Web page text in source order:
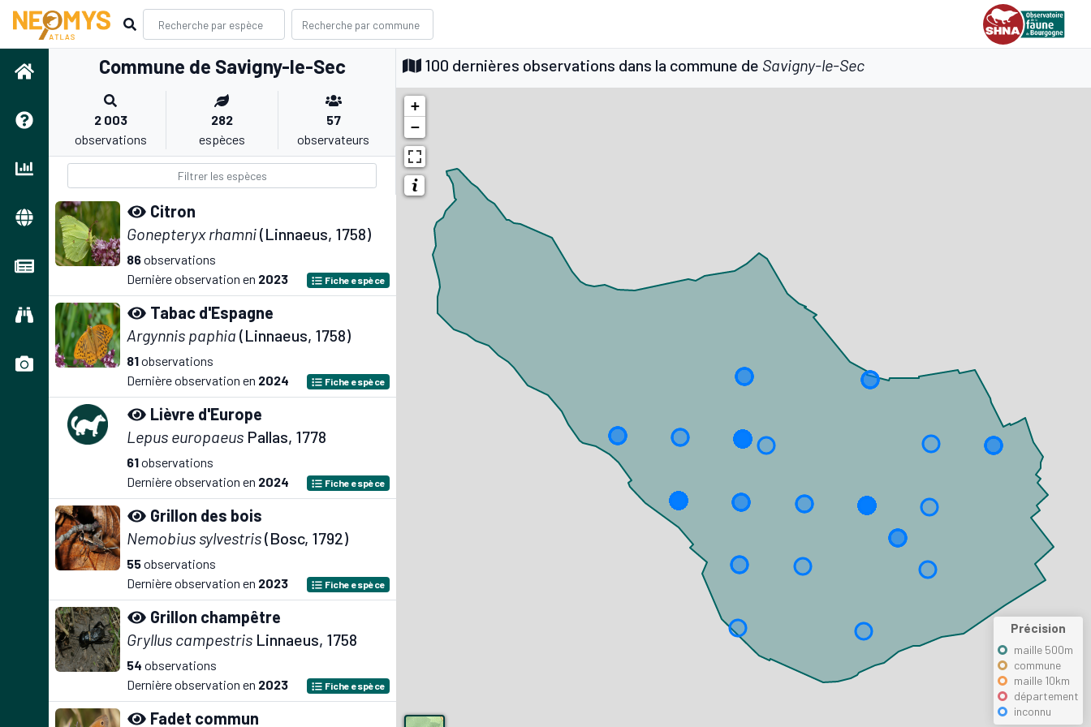
Commune de Savigny-le-Sec
2 003
observations
282
espèces
57
observateurs
Citron
Gonepteryx rhamni(Linnaeus, 1758)
86observations
Dernière observation en 2023 Fiche espèce
Tabac d'Espagne
Argynnis paphia (Linnaeus, 1758)
81observations
Dernière observation en 2024 Fiche espèce
Lièvre d'Europe
Lepus europaeus Pallas, 1778
61observations
Dernière observation en 2024 Fiche espèce
Grillon des bois
Nemobius sylvestris(Bosc, 1792)
55observations
Dernière observation en 2023 Fiche espèce
Grillon champêtre
Gryllus campestris Linnaeus, 1758
54 observations
Dernière observation en 2023 Fiche espèce
Fadet commun
100 dernières observations dans la commune de Savigny-le-Sec
+
−
Précision
maille 500m
commune
maille 10km
département
inconnu